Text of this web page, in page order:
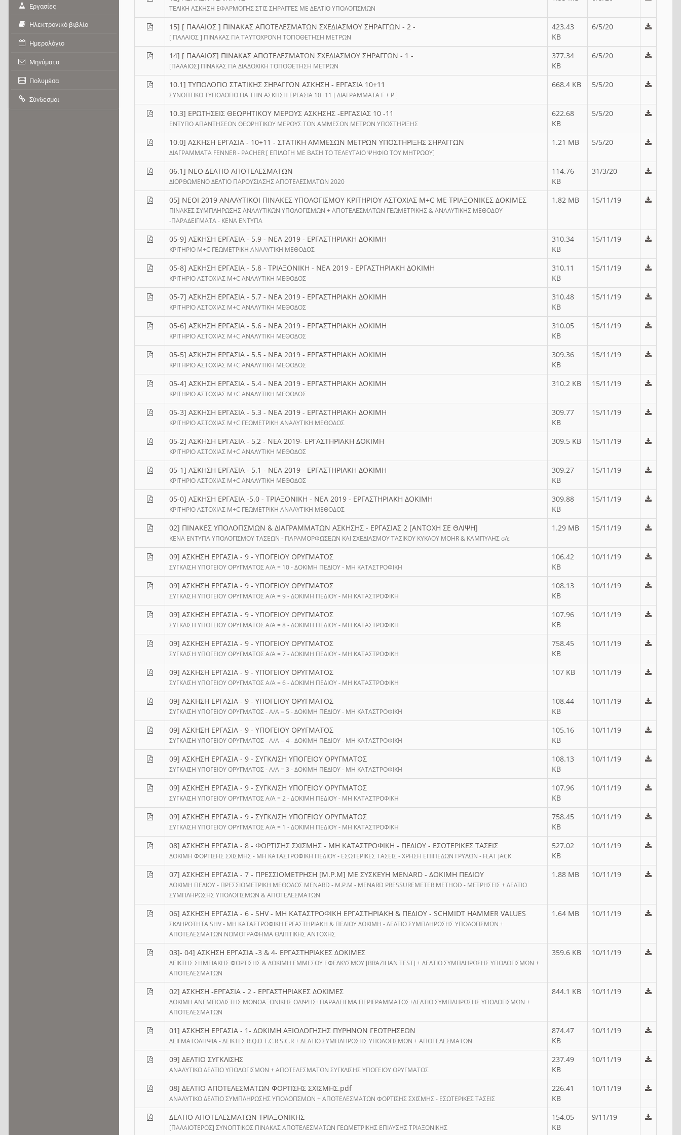
ΤΕΛΙΚΗ ΑΣΚΗΣΗ ΕΦΑΡΜΟΓΗΣ ΣΤΙΣ ΣΗΡΑΓΓΕΣ ΜΕ ΔΕΛΤΙΟ ΥΠΟΛΟΓΙΣΜΩΝ
15] [ ΠΑΛΑΙΟΣ ] ΠΙΝΑΚΑΣ ΑΠΟΤΕΛΕΣΜΑΤΩΝ ΣΧΕΔΙΑΣΜΟΥ ΣΗΡΑΓΓΩΝ - 2 -
[ ΠΑΛΑΙΟΣ ] ΠΙΝΑΚΑΣ ΓΙΑ ΤΑΥΤΟΧΡΟΝΗ ΤΟΠΟΘΕΤΗΣΗ ΜΕΤΡΩΝ
423.43
KB
6/5/20
14] [ ΠΑΛΑΙΟΣ] ΠΙΝΑΚΑΣ ΑΠΟΤΕΛΕΣΜΑΤΩΝ ΣΧΕΔΙΑΣΜΟΥ ΣΗΡΑΓΓΩΝ - 1 -
[ΠΑΛΑΙΟΣ] ΠΙΝΑΚΑΣ ΓΙΑ ΔΙΑΔΟΧΙΚΗ ΤΟΠΟΘΕΤΗΣΗ ΜΕΤΡΩΝ
377.34
KB
6/5/20
10.1] ΤΥΠΟΛΟΓΙΟ ΣΤΑΤΙΚΗΣ ΣΗΡΑΓΓΩΝ ΑΣΚΗΣΗ - ΕΡΓΑΣΙΑ 10+11
ΣΥΝΟΠΤΙΚΟ ΤΥΠΟΛΟΓΙΟ ΓΙΑ ΤΗΝ ΑΣΚΗΣΗ ΕΡΓΑΣΙΑ 10+11 [ ΔΙΑΓΡΑΜΜΑΤΑ F + P ]
668.4 KB 5/5/20
10.3] EΡΩΤΗΣΕΙΣ ΘΕΩΡΗΤΙΚΟΥ ΜΕΡΟΥΣ ΑΣΚΗΣΗΣ -ΕΡΓΑΣΙΑΣ 10 -11
ΕΝΤΥΠΟ ΑΠΑΝΤΗΣΕΩΝ ΘΕΩΡΗΤΙΚΟΥ ΜΕΡΟΥΣ ΤΩΝ ΑΜΜΕΣΩΝ ΜΕΤΡΩΝ ΥΠΟΣΤΗΡΙΞΗΣ
622.68
KB
5/5/20
10.0] ΑΣΚΗΣΗ ΕΡΓΑΣΙΑ - 10+11 - ΣΤΑΤΙΚΗ ΑΜΜΕΣΩΝ ΜΕΤΡΩΝ ΥΠΟΣΤΗΡΙΞΗΣ ΣΗΡΑΓΓΩΝ
ΔΙΑΓΡΑΜΜΑΤΑ FENNER - PACHER [ ΕΠΙΛΟΓΗ ΜΕ ΒΑΣΗ ΤΟ ΤΕΛΕΥΤΑΙΟ ΨΗΦΙΟ ΤΟΥ ΜΗΤΡΩΟΥ]
1.21 MB 5/5/20
06.1] ΝΕΟ ΔΕΛΤΙΟ ΑΠΟΤΕΛΕΣΜΑΤΩΝ
ΔΙΟΡΘΩΜΕΝΟ ΔΕΛΤΙΟ ΠΑΡΟΥΣΙΑΣΗΣ ΑΠΟΤΕΛΕΣΜΑΤΩΝ 2020
114.76
KB
31/3/20
05] ΝΕΟΙ 2019 ΑΝΑΛΥΤΙΚΟΙ ΠΙΝΑΚΕΣ ΥΠΟΛΟΓΙΣΜΟΥ ΚΡΙΤΗΡΙΟΥ ΑΣΤΟΧΙΑΣ M+C ΜΕ ΤΡΙΑΞΟΝΙΚΕΣ ΔΟΚΙΜΕΣ
ΠΙΝΑΚΕΣ ΣΥΜΠΛΗΡΩΣΗΣ ΑΝΑΛΥΤΙΚΩΝ ΥΠΟΛΟΓΙΣΜΩΝ + ΑΠΟΤΕΛΕΣΜΑΤΩΝ ΓΕΩΜΕΤΡΙΚΗΣ & ΑΝΑΛΥΤΙΚΗΣ ΜΕΘΟΔΟΥ
-ΠΑΡΑΔΕΙΓΜΑΤΑ - ΚΕΝΑ ΕΝΤΥΠΑ
1.82 MB 15/11/19
05-9] ΑΣΚΗΣΗ ΕΡΓΑΣΙΑ - 5.9 - ΝΕΑ 2019 - ΕΡΓΑΣΤΗΡΙΑΚΗ ΔΟΚΙΜΗ
ΚΡΙΤΗΡΙΟ M+C ΓΕΩΜΕΤΡΙΚΗ ΑΝΑΛΥΤΙΚΗ ΜΕΘΟΔΟΣ
310.34
KB
15/11/19
05-8] ΑΣΚΗΣΗ ΕΡΓΑΣΙΑ - 5.8 - ΤΡΙΑΞΟΝΙΚΗ - ΝΕΑ 2019 - ΕΡΓΑΣΤΗΡΙΑΚΗ ΔΟΚΙΜΗ
ΚΡΙΤΗΡΙΟ ΑΣΤΟΧΙΑΣ M+C ΑΝΑΛΥΤΙΚΗ ΜΕΘΟΔΟΣ
310.11
KB
15/11/19
05-7] ΑΣΚΗΣΗ ΕΡΓΑΣΙΑ - 5.7 - ΝΕΑ 2019 - ΕΡΓΑΣΤΗΡΙΑΚΗ ΔΟΚΙΜΗ
ΚΡΙΤΗΡΙΟ ΑΣΤΟΧΙΑΣ M+C ΑΝΑΛΥΤΙΚΗ ΜΕΘΟΔΟΣ
310.48
KB
15/11/19
05-6] ΑΣΚΗΣΗ ΕΡΓΑΣΙΑ - 5.6 - ΝΕΑ 2019 - ΕΡΓΑΣΤΗΡΙΑΚΗ ΔΟΚΙΜΗ
ΚΡΙΤΗΡΙΟ ΑΣΤΟΧΙΑΣ M+C ΑΝΑΛΥΤΙΚΗ ΜΕΘΟΔΟΣ
310.05
KB
15/11/19
05-5] ΑΣΚΗΣΗ ΕΡΓΑΣΙΑ - 5.5 - ΝΕΑ 2019 - ΕΡΓΑΣΤΗΡΙΑΚΗ ΔΟΚΙΜΗ
ΚΡΙΤΗΡΙΟ ΑΣΤΟΧΙΑΣ M+C ΑΝΑΛΥΤΙΚΗ ΜΕΘΟΔΟΣ
309.36
KB
15/11/19
05-4] ΑΣΚΗΣΗ ΕΡΓΑΣΙΑ - 5.4 - ΝΕΑ 2019 - ΕΡΓΑΣΤΗΡΙΑΚΗ ΔΟΚΙΜΗ
ΚΡΙΤΗΡΙΟ ΑΣΤΟΧΙΑΣ M+C ΑΝΑΛΥΤΙΚΗ ΜΕΘΟΔΟΣ
310.2 KB 15/11/19
05-3] ΑΣΚΗΣΗ ΕΡΓΑΣΙΑ - 5.3 - ΝΕΑ 2019 - ΕΡΓΑΣΤΗΡΙΑΚΗ ΔΟΚΙΜΗ
ΚΡΙΤΗΡΙΟ ΑΣΤΟΧΙΑΣ M+C ΓΕΩΜΕΤΡΙΚΗ ΑΝΑΛΥΤΙΚΗ ΜΕΘΟΔΟΣ
309.77
KB
15/11/19
05-2] ΑΣΚΗΣΗ ΕΡΓΑΣΙΑ - 5,2 - ΝΕΑ 2019- ΕΡΓΑΣΤΗΡΙΑΚΗ ΔΟΚΙΜΗ
ΚΡΙΤΗΡΙΟ ΑΣΤΟΧΙΑΣ M+C ΑΝΑΛΥΤΙΚΗ ΜΕΘΟΔΟΣ
309.5 KB 15/11/19
05-1] ΑΣΚΗΣΗ ΕΡΓΑΣΙΑ - 5.1 - ΝΕΑ 2019 - ΕΡΓΑΣΤΗΡΙΑΚΗ ΔΟΚΙΜΗ
ΚΡΙΤΗΡΙΟ ΑΣΤΟΧΙΑΣ M+C ΑΝΑΛΥΤΙΚΗ ΜΕΘΟΔΟΣ
309.27
KB
15/11/19
05-0] ΑΣΚΗΣΗ ΕΡΓΑΣΙΑ -5.0 - ΤΡΙΑΞΟΝΙΚΗ - ΝΕΑ 2019 - ΕΡΓΑΣΤΗΡΙΑΚΗ ΔΟΚΙΜΗ
ΚΡΙΤΗΡΙΟ ΑΣΤΟΧΙΑΣ M+C ΓΕΩΜΕΤΡΙΚΗ ΑΝΑΛΥΤΙΚΗ ΜΕΘΟΔΟΣ
309.88
KB
15/11/19
02] ΠΙΝΑΚΕΣ ΥΠΟΛΟΓΙΣΜΩΝ & ΔΙΑΓΡΑΜΜΑΤΩΝ ΑΣΚΗΣΗΣ - ΕΡΓΑΣΙΑΣ 2 [ΑΝΤΟΧΗ ΣΕ ΘΛΙΨΗ]
ΚΕΝΑ ΕΝΤΥΠΑ ΥΠΟΛΟΓΙΣΜΟΥ ΤΑΣΕΩΝ - ΠΑΡΑΜΟΡΦΩΣΕΩΝ ΚΑΙ ΣΧΕΔΙΑΣΜΟΥ ΤΑΣΙΚΟΥ ΚΥΚΛΟΥ MOHR & ΚΑΜΠΥΛΗΣ σ/ε
1.29 MB 15/11/19
09] ΑΣΚΗΣΗ ΕΡΓΑΣΙΑ - 9 - ΥΠΟΓΕΙΟΥ ΟΡΥΓΜΑΤΟΣ
ΣΥΓΚΛΙΣΗ ΥΠΟΓΕΙΟΥ ΟΡΥΓΜΑΤΟΣ Α/Α = 10 - ΔΟΚΙΜΗ ΠΕΔΙΟΥ - ΜΗ ΚΑΤΑΣΤΡΟΦΙΚΗ
106.42
KB
10/11/19
09] ΑΣΚΗΣΗ ΕΡΓΑΣΙΑ - 9 - ΥΠΟΓΕΙΟΥ ΟΡΥΓΜΑΤΟΣ
ΣΥΓΚΛΙΣΗ ΥΠΟΓΕΙΟΥ ΟΡΥΓΜΑΤΟΣ Α/Α = 9 - ΔΟΚΙΜΗ ΠΕΔΙΟΥ - ΜΗ ΚΑΤΑΣΤΡΟΦΙΚΗ
108.13
KB
10/11/19
09] ΑΣΚΗΣΗ ΕΡΓΑΣΙΑ - 9 - ΥΠΟΓΕΙΟΥ ΟΡΥΓΜΑΤΟΣ
ΣΥΓΚΛΙΣΗ ΥΠΟΓΕΙΟΥ ΟΡΥΓΜΑΤΟΣ Α/Α = 8 - ΔΟΚΙΜΗ ΠΕΔΙΟΥ - ΜΗ ΚΑΤΑΣΤΡΟΦΙΚΗ
107.96
KB
10/11/19
09] ΑΣΚΗΣΗ ΕΡΓΑΣΙΑ - 9 - ΥΠΟΓΕΙΟΥ ΟΡΥΓΜΑΤΟΣ
ΣΥΓΚΛΙΣΗ ΥΠΟΓΕΙΟΥ ΟΡΥΓΜΑΤΟΣ Α/Α = 7 - ΔΟΚΙΜΗ ΠΕΔΙΟΥ - ΜΗ ΚΑΤΑΣΤΡΟΦΙΚΗ
758.45
KB
10/11/19
09] ΑΣΚΗΣΗ ΕΡΓΑΣΙΑ - 9 - ΥΠΟΓΕΙΟΥ ΟΡΥΓΜΑΤΟΣ
ΣΥΓΚΛΙΣΗ ΥΠΟΓΕΙΟΥ ΟΡΥΓΜΑΤΟΣ Α/Α = 6 - ΔΟΚΙΜΗ ΠΕΔΙΟΥ - ΜΗ ΚΑΤΑΣΤΡΟΦΙΚΗ
107 KB 10/11/19
09] ΑΣΚΗΣΗ ΕΡΓΑΣΙΑ - 9 - ΥΠΟΓΕΙΟΥ ΟΡΥΓΜΑΤΟΣ
ΣΥΓΚΛΙΣΗ ΥΠΟΓΕΙΟΥ ΟΡΥΓΜΑΤΟΣ - Α/Α = 5 - ΔΟΚΙΜΗ ΠΕΔΙΟΥ - ΜΗ ΚΑΤΑΣΤΡΟΦΙΚΗ
108.44
KB
10/11/19
09] ΑΣΚΗΣΗ ΕΡΓΑΣΙΑ - 9 - ΥΠΟΓΕΙΟΥ ΟΡΥΓΜΑΤΟΣ
ΣΥΓΚΛΙΣΗ ΥΠΟΓΕΙΟΥ ΟΡΥΓΜΑΤΟΣ - Α/Α = 4 - ΔΟΚΙΜΗ ΠΕΔΙΟΥ - ΜΗ ΚΑΤΑΣΤΡΟΦΙΚΗ
105.16
KB
10/11/19
09] ΑΣΚΗΣΗ ΕΡΓΑΣΙΑ - 9 - ΣΥΓΚΛΙΣΗ ΥΠΟΓΕΙΟΥ ΟΡΥΓΜΑΤΟΣ
ΣΥΓΚΛΙΣΗ ΥΠΟΓΕΙΟΥ ΟΡΥΓΜΑΤΟΣ - Α/Α = 3 - ΔΟΚΙΜΗ ΠΕΔΙΟΥ - ΜΗ ΚΑΤΑΣΤΡΟΦΙΚΗ
108.13
KB
10/11/19
09] ΑΣΚΗΣΗ ΕΡΓΑΣΙΑ - 9 - ΣΥΓΚΛΙΣΗ ΥΠΟΓΕΙΟΥ ΟΡΥΓΜΑΤΟΣ
ΣΥΓΚΛΙΣΗ ΥΠΟΓΕΙΟΥ ΟΡΥΓΜΑΤΟΣ Α/Α = 2 - ΔΟΚΙΜΗ ΠΕΔΙΟΥ - ΜΗ ΚΑΤΑΣΤΡΟΦΙΚΗ
107.96
KB
10/11/19
09] ΑΣΚΗΣΗ ΕΡΓΑΣΙΑ - 9 - ΣΥΓΚΛΙΣΗ ΥΠΟΓΕΙΟΥ ΟΡΥΓΜΑΤΟΣ
ΣΥΓΚΛΙΣΗ ΥΠΟΓΕΙΟΥ ΟΡΥΓΜΑΤΟΣ Α/Α = 1 - ΔΟΚΙΜΗ ΠΕΔΙΟΥ - ΜΗ ΚΑΤΑΣΤΡΟΦΙΚΗ
758.45
KB
10/11/19
08] ΑΣΚΗΣΗ ΕΡΓΑΣΙΑ - 8 - ΦΟΡΤΙΣΗΣ ΣΧΙΣΜΗΣ - ΜΗ ΚΑΤΑΣΤΡΟΦΙΚΗ - ΠΕΔΙΟΥ - ΕΣΩΤΕΡΙΚΕΣ ΤΑΣΕΙΣ
ΔΟΚΙΜΗ ΦΟΡΤΙΣΗΣ ΣΧΙΣΜΗΣ - ΜΗ ΚΑΤΑΣΤΡΟΦΙΚΗ ΠΕΔΙΟΥ - ΕΣΩΤΕΡΙΚΕΣ ΤΑΣΕΙΣ - ΧΡΗΣΗ ΕΠΙΠΕΔΩΝ ΓΡΥΛΩΝ - FLAT JACK
527.02
KB
10/11/19
07] ΑΣΚΗΣΗ ΕΡΓΑΣΙΑ - 7 - ΠΡΕΣΣΙΟΜΕΤΡΗΣΗ [M.P.M] ΜΕ ΣΥΣΚΕΥΗ MENARD - ΔΟΚΙΜΗ ΠΕΔΙΟΥ
ΔΟΚΙΜΗ ΠΕΔΙΟΥ - ΠΡΕΣΣΙΟΜΕΤΡΙΚΗ ΜΕΘΟΔΟΣ MENARD - M.P.M - MENARD PRESSUREMETER METHOD - ΜΕΤΡΗΣΕΙΣ + ΔΕΛΤΙΟ
ΣΥΜΠΛΗΡΩΣΗΣ ΥΠΟΛΟΓΙΣΜΩΝ & ΑΠΟΤΕΛΕΣΜΑΤΩΝ
1.88 MB 10/11/19
06] ΑΣΚΗΣΗ ΕΡΓΑΣΙΑ - 6 - SHV - ΜΗ ΚΑΤΑΣΤΡΟΦΙΚΗ ΕΡΓΑΣΤΗΡΙΑΚΗ & ΠΕΔΙΟΥ - SCHMIDT HAMMER VALUES
ΣΚΛΗΡΟΤΗΤΑ SHV - ΜΗ ΚΑΤΑΣΤΡΟΦΙΚΗ ΕΡΓΑΣΤΗΡΙΑΚΗ & ΠΕΔΙΟΥ ΔΟΚΙΜΗ - ΔΕΛΤΙΟ ΣΥΜΠΛΗΡΩΣΗΣ ΥΠΟΛΟΓΙΣΜΩΝ +
ΑΠΟΤΕΛΕΣΜΑΤΩΝ ΝΟΜΟΓΡΑΦΗΜΑ ΘΛΙΠΤΙΚΗΣ ΑΝΤΟΧΗΣ
1.64 MB 10/11/19
03]- 04] ΑΣΚΗΣΗ ΕΡΓΑΣΙΑ -3 & 4- ΕΡΓΑΣΤΗΡΙΑΚΕΣ ΔΟΚΙΜΕΣ
ΔΕΙΚΤΗΣ ΣΗΜΕΙΑΚΗΣ ΦΟΡΤΙΣΗΣ & ΔΟΚΙΜΗ ΕΜΜΕΣΟΥ ΕΦΕΛΚΥΣΜΟΥ [BRAZILIAN TEST] + ΔΕΛΤΙΟ ΣΥΜΠΛΗΡΩΣΗΣ ΥΠΟΛΟΓΙΣΜΩΝ +
ΑΠΟΤΕΛΕΣΜΑΤΩΝ
359.6 KB 10/11/19
02] ΑΣΚΗΣΗ -ΕΡΓΑΣΙΑ - 2 - ΕΡΓΑΣΤΗΡΙΑΚΕΣ ΔΟΚΙΜΕΣ
ΔΟΚΙΜΗ ΑΝΕΜΠΟΔΙΣΤΗΣ ΜΟΝΟΑΞΟΝΙΚΗΣ ΘΛΙΨΗΣ+ΠΑΡΑΔΕΙΓΜΑ ΠΕΡΙΓΡΑΜΜΑΤΟΣ+ΔΕΛΤΙΟ ΣΥΜΠΛΗΡΩΣΗΣ ΥΠΟΛΟΓΙΣΜΩΝ +
ΑΠΟΤΕΛΕΣΜΑΤΩΝ
844.1 KB 10/11/19
01] ΑΣΚΗΣΗ ΕΡΓΑΣΙΑ - 1- ΔΟΚΙΜΗ ΑΞΙΟΛΟΓΗΣΗΣ ΠΥΡΗΝΩΝ ΓΕΩΤΡΗΣΕΩΝ
ΔΕΙΓΜΑΤΟΛΗΨΙΑ - ΔΕΙΚΤΕΣ R.Q.D T.C.R S.C.R + ΔΕΛΤΙΟ ΣΥΜΠΛΗΡΩΣΗΣ ΥΠΟΛΟΓΙΣΜΩΝ + ΑΠΟΤΕΛΕΣΜΑΤΩΝ
874.47
KB
10/11/19
09] ΔΕΛΤΙΟ ΣΥΓΚΛΙΣΗΣ
ΑΝΑΛΥΤΙΚΟ ΔΕΛΤΙΟ ΥΠΟΛΟΓΙΣΜΩΝ + ΑΠΟΤΕΛΕΣΜΑΤΩΝ ΣΥΓΚΛΙΣΗΣ ΥΠΟΓΕΙΟΥ ΟΡΥΓΜΑΤΟΣ
237.49
KB
10/11/19
08] ΔΕΛΤΙΟ ΑΠΟΤΕΛΕΣΜΑΤΩΝ ΦΟΡΤΙΣΗΣ ΣΧΙΣΜΗΣ.pdf
ΑΝΑΛΥΤΙΚΟ ΔΕΛΤΙΟ ΣΥΜΠΛΗΡΩΣΗΣ ΥΠΟΛΟΓΙΣΜΩΝ + ΑΠΟΤΕΛΕΣΜΑΤΩΝ ΦΟΡΤΙΣΗΣ ΣΧΙΣΜΗΣ - ΕΣΩΤΕΡΙΚΕΣ ΤΑΣΕΙΣ
226.41
KB
10/11/19
ΔΕΛΤΙΟ ΑΠΟΤΕΛΕΣΜΑΤΩΝ ΤΡΙΑΞΟΝΙΚΗΣ
[ΠΑΛΑΙΟΤΕΡΟΣ] ΣΥΝΟΠΤΙΚΟΣ ΠΙΝΑΚΑΣ ΑΠΟΤΕΛΕΣΜΑΤΩΝ ΓΕΩΜΕΤΡΙΚΗΣ ΕΠΙΛΥΣΗΣ ΤΡΙΑΞΟΝΙΚΗΣ
154.05
KB
9/11/19
Εργασίες
Ηλεκτρονικό βιβλίο
Ημερολόγιο
Μηνύματα
Πολυμέσα
Σύνδεσμοι